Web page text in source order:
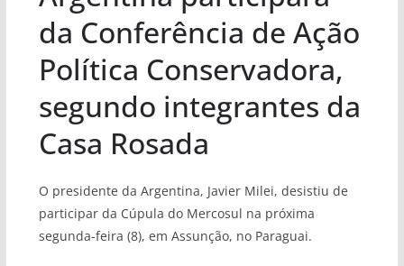
da Conferência de Ação
Política Conservadora,
segundo integrantes da
Casa Rosada
O presidente da Argentina, Javier Milei, desistiu de
participar da Cúpula do Mercosul na próxima
segunda-feira (8), em Assunção, no Paraguai.